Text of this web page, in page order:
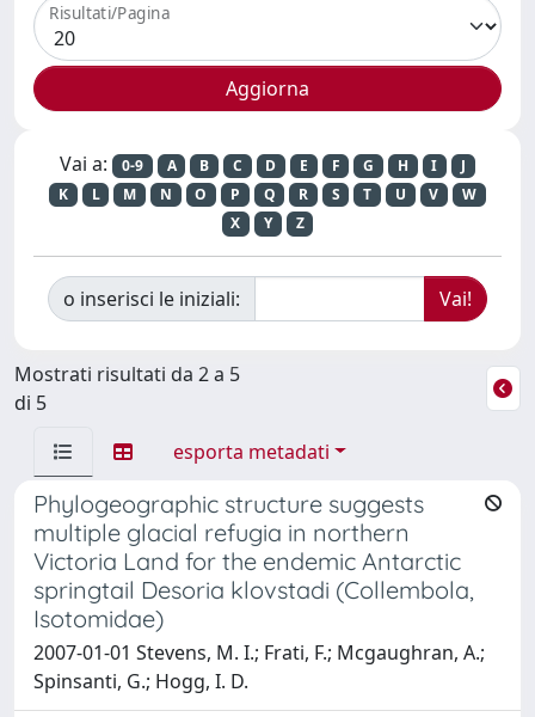
Risultati/Pagina
Vai a: 0-9 A B C D E F G H I
J
K
L M N O P Q R S T U V
W
X
Y Z
o inserisci le iniziali:
Mostrati risultati da 2 a 5
di 5
esporta metadati
Phylogeographic structure suggests
multiple glacial refugia in northern
Victoria Land for the endemic Antarctic
springtail Desoria klovstadi (Collembola,
Isotomidae)
2007-01-01 Stevens, M. I.; Frati, F.; Mcgaughran, A.;
Spinsanti, G.; Hogg, I. D.